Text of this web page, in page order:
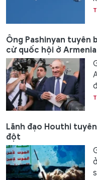
Ông Pashinyan tuyên
cử quốc hội ở Armenia
Lãnh đạo Houthi
đột